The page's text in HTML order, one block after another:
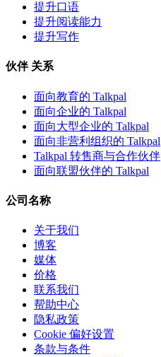
提升口语
提升阅读能力
提升写作
伙伴 关系
面向教育的 Talkpal
面向企业的 Talkpal
面向大型企业的 Talkpal
面向非营利组织的 Talkpal
Talkpal 转售商与合作伙伴
面向联盟伙伴的 Talkpal
公司名称
关于我们
博客
媒体
价格
联系我们
帮助中心
隐私政策
Cookie 偏好设置
条款与条件